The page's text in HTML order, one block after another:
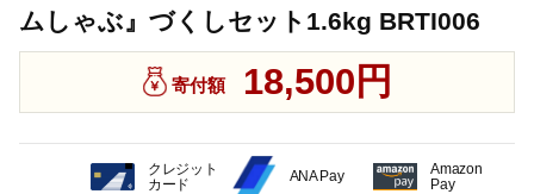
ムしゃぶ』づくしセット1.6kg BRTI006
寄付額 18,500円
クレジット
カード
ANA Pay
Amazon
Pay